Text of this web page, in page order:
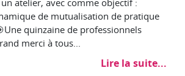
atelier, avec comme objectif :
de mutualisation de pratique
quinzaine de professionnels
merci à tous...
Lire la suite...